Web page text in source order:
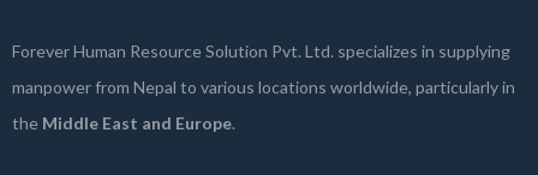
Forever Human Resource Solution Pvt. Ltd. specializes in supplying
manpower from Nepal to various locations worldwide, particularly in
the Middle East and Europe.